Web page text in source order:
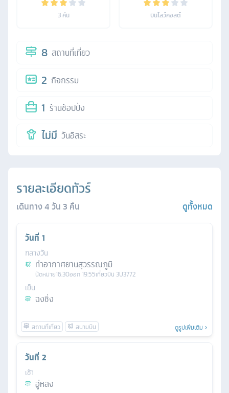
3คืน บินโลว์คอสต์
8 สถานที่เที่ยว
2 กิจกรรม
1 ร้านช้อปปิ้ง
ไม่มี วันอิสระ
รายละเอียดทัวร์
เดินทาง4วัน3 คืน ดูทั้งหมด
วันที่ 1
กลางวัน
ท่าอากาศยานสุวรรณภูมิ
นัดหมาย16.30ออก19.55เที่ยวบิน 3U3772
เย็น
ฉงชิ่ง
ดูรูปเพิ่มเติม
วันที่ 2
เช้า
อู่หลง